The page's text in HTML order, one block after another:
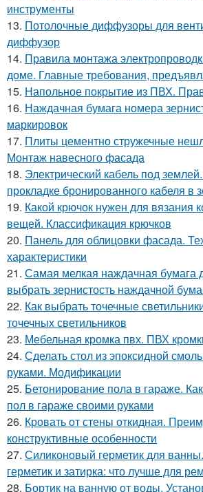
инструменты
13. Потолочные диффузоры для
диффузор
14. Правила монтажа
доме. Главные требования,
15. Напольное покрытие из ПВХ.
16. Наждачная бумага номера
маркировок
17. Плиты цементно стружечные
Монтаж навесного фасада
18. Электрический кабель под
прокладке бронированного кабеля в
19. Какой крючок нужен для вязания
вещей. Классификация крючков
20. Панель для облицовки фасада.
характеристики
21. Самая мелкая наждачная бумага
выбрать зернистость наждачной
22. Как выбрать точечные
точечных светильников
23. Мебельная кромка пвх. ПВХ
24. Сделать стол из эпоксидной
руками. Модификации
25. Бетонирование пола в гараже.
пол в гараже своими руками
26. Кровать от стены откидная.
конструктивные особенности
27. Силиконовый герметик для
герметик и затирка: что лучше для
28. Бортик на ванную от воды.